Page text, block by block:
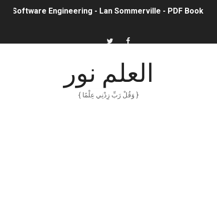
Software Engineering - Lan Sommerville - PDF Book
دليل جميع دروس كيمياء 1 مقرراتالعلم نور
{ وَقُلْ رَبِّ زِدْنِي عِلْمًا }